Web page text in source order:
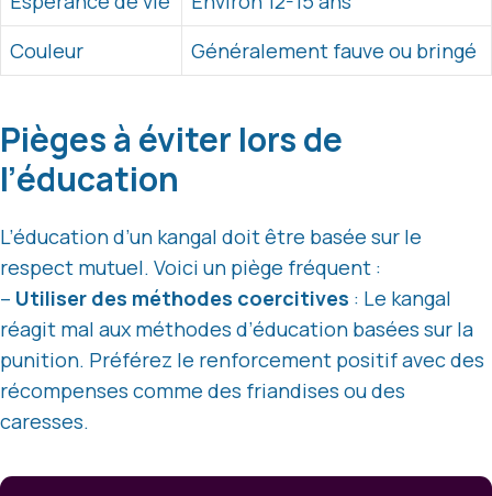
Couleur
Généralement fauve ou bringé
Pièges à éviter lors de
l’éducation
L’éducation d’un kangal doit être basée sur le
respect mutuel. Voici un piège fréquent :
– Utiliser des méthodes coercitives : Le kangal
réagit mal aux méthodes d’éducation basées sur la
punition. Préférez le renforcement positif avec des
récompenses comme des friandises ou des
caresses.